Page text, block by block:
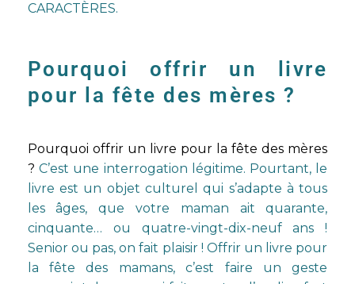
CARACTÈRES.
Pourquoi offrir un livre
pour la fête des mères ?
Pourquoi offrir un livre pour la fête des mères
? C’est une interrogation légitime. Pourtant, le
livre est un objet culturel qui s’adapte à tous
les âges, que votre maman ait quarante,
cinquante… ou quatre-vingt-dix-neuf ans !
Senior ou pas, on fait plaisir ! Offrir un livre pour
la fête des mamans, c’est faire un geste